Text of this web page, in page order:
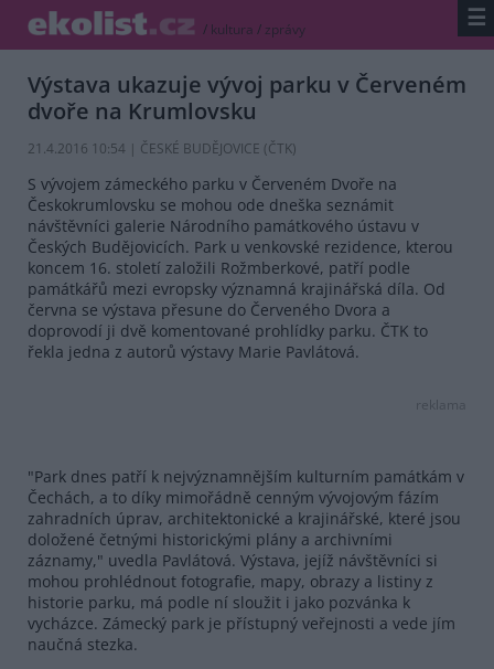
/ kultura / zprávy ☰
Výstava ukazuje vývoj parku v Červeném
dvoře na Krumlovsku
21.4.2016 10:54 | ČESKÉ BUDĚJOVICE (ČTK)
S vývojem zámeckého parku v Červeném Dvoře na
Českokrumlovsku se mohou ode dneška seznámit
návštěvníci galerie Národního památkového ústavu v
Českých Budějovicích. Park u venkovské rezidence, kterou
koncem 16. století založili Rožmberkové, patří podle
památkářů mezi evropsky významná krajinářská díla. Od
června se výstava přesune do Červeného Dvora a
doprovodí ji dvě komentované prohlídky parku. ČTK to
řekla jedna z autorů výstavy Marie Pavlátová.
reklama
"Park dnes patří k nejvýznamnějším kulturním památkám v
Čechách, a to díky mimořádně cenným vývojovým fázím
zahradních úprav, architektonické a krajinářské, které jsou
doložené četnými historickými plány a archivními
záznamy," uvedla Pavlátová. Výstava, jejíž návštěvníci si
mohou prohlédnout fotografie, mapy, obrazy a listiny z
historie parku, má podle ní sloužit i jako pozvánka k
vycházce. Zámecký park je přístupný veřejnosti a vede jím
naučná stezka.